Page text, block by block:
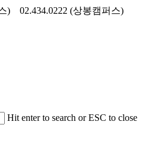
) 02.434.0222 (상봉캠퍼스)
Hit enter to search or ESC to close